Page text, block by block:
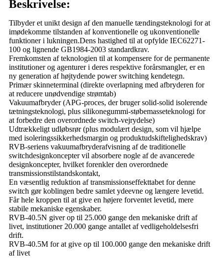
Beskrivelse:
Tilbyder et unikt design af den manuelle tændingsteknologi for at
imødekomme tilstanden af ​​konventionelle og ukonventionelle
funktioner i lukningen.Dens hastighed til at opfylde IEC62271-
100 og lignende GB1984-2003 standardkrav.
Fremkomsten af ​​teknologien til at kompensere for de permanente
institutioner og agenturer i deres respektive forårsmangler, er en
ny generation af højtydende power switching kendetegn.
Primær skinneterminal (direkte overlapning med afbryderen for
at reducere unødvendige strømtab)
Vakuumafbryder (APG-proces, der bruger solid-solid isolerende
tætningsteknologi, plus silikonegummi-støbemasseteknologi for
at forbedre den overordnede switch-vejrydelse)
Udtrækkeligt udløbsrør (plus modulært design, som vil hjælpe
med isoleringssikkerhedsmargin og produktudskiftelighedskrav)
RVB-seriens vakuumafbryderafvisning af de traditionelle
switchdesignkoncepter vil absorbere nogle af de avancerede
designkoncepter, hvilket forenkler den overordnede
transmissionstilstandskontakt,
En væsentlig reduktion af transmissionseffekttabet for denne
switch gør koblingen bedre samlet ydeevne og længere levetid.
Får hele kroppen til at give en højere forventet levetid, mere
stabile mekaniske egenskaber.
RVB-40.5N giver op til 25.000 gange den mekaniske drift af
livet, institutioner 20.000 gange antallet af vedligeholdelsesfri
drift.
RVB-40.5M for at give op til 100.000 gange den mekaniske drift
af livet